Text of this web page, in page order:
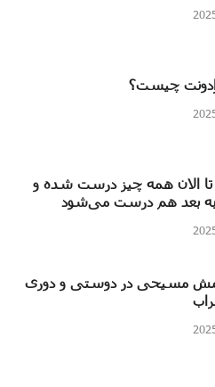
اِدونت چیست؟
تا الان همه چیز درست شده و
به بعد هم درست می‌شود
مسیحی در دوستی و دوری